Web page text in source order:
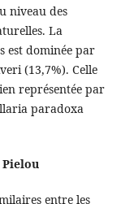
niveau des
La
est dominée par
(13,7%). Celle
représentée par
paradoxa
entre les